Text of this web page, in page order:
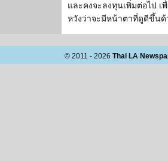
และคงจะลงทุนเพิ่มต่อไป เ
หวังว่าจะมีหน้าตาที่ดูดีขึ้นด้
© 2011 - 2026 Thai LA